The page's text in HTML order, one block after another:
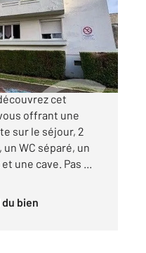
Dans le
cet
offrant une
sur le séjour, 2
WC séparé, un
une cave. Pas ...
du bien